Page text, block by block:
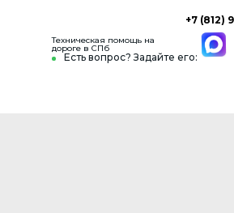
Есть вопрос? Задайте его:
+7 (812)
Техническая помощь на
дороге в СПб